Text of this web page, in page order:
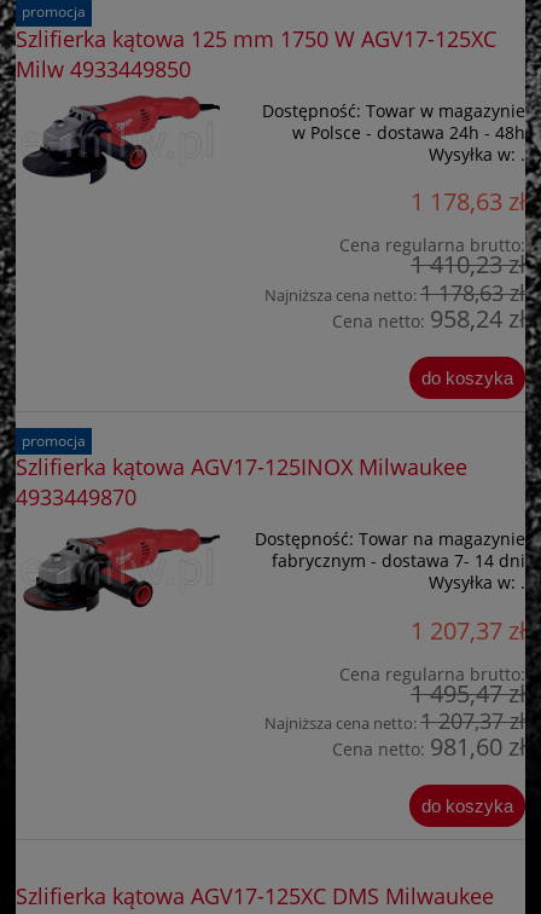
Szlifierka kątowa 125 mm 1750 W AGV17-125XC
Milw 4933449850
Dostępność: Towar w magazynie
w Polsce - dostawa 24h - 48h
Wysyłka w: .
1 178,63 zł
Cena regularna brutto:
1 410,23 zł
Najniższa cena netto:1 178,63 zł
Cena netto: 958,24 zł
do koszyka
promocja
Szlifierka kątowa AGV17-125INOX Milwaukee
4933449870
Dostępność: Towar na magazynie
fabrycznym - dostawa 7- 14 dni
Wysyłka w: .
1 207,37 zł
Cena regularna brutto:
1 495,47 zł
Najniższa cena netto:1 207,37 zł
Cena netto: 981,60 zł
do koszyka
promocja
Szlifierka kątowa AGV17-125XC DMS Milwaukee